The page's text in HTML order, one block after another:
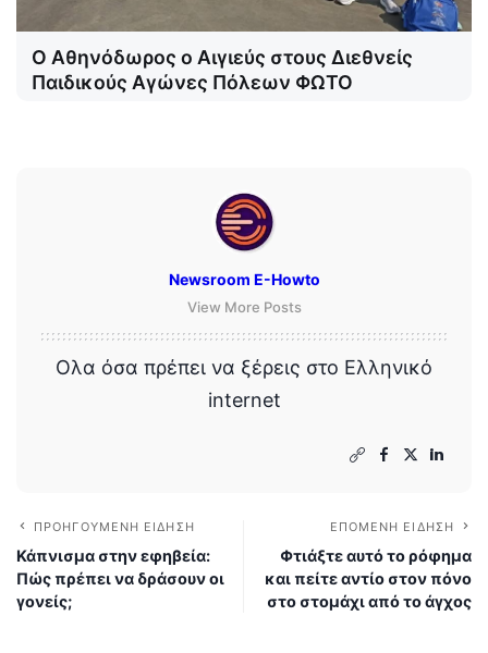
Ο Αθηνόδωρος ο Αιγιεύς στους Διεθνείς
Παιδικούς Αγώνες Πόλεων ΦΩΤΟ
Newsroom E-Howto
View More Posts
Ολα όσα πρέπει να ξέρεις στο Ελληνικό
internet
ΠΡΟΗΓΟΎΜΕΝΗ ΕΊΔΗΣΗ
Κάπνισμα στην εφηβεία:
Πώς πρέπει να δράσουν οι
γονείς;
ΕΠΌΜΕΝΗ ΕΊΔΗΣΗ
Φτιάξτε αυτό το ρόφημα
και πείτε αντίο στον πόνο
στο στομάχι από το άγχος